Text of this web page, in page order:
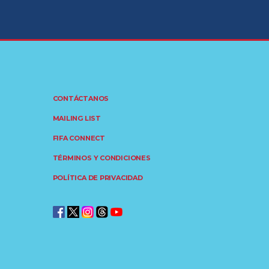
CONTÁCTANOS
MAILING LIST
FIFA CONNECT
TÉRMINOS Y CONDICIONES
POLÍTICA DE PRIVACIDAD